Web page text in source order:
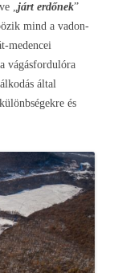
„járt erdőnek”
mind a vadon-
medencei
vágásfordulóra
által
és